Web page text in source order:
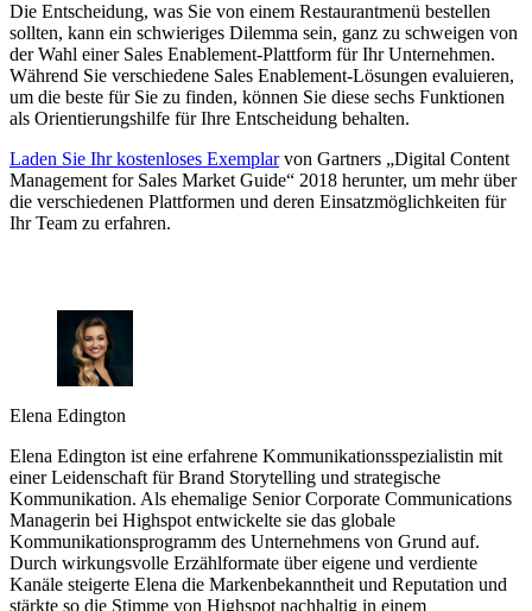
Die Entscheidung, was Sie von einem Restaurantmenü bestellen
sollten, kann ein schwieriges Dilemma sein, ganz zu schweigen von
der Wahl einer Sales Enablement-Plattform für Ihr Unternehmen.
Während Sie verschiedene Sales Enablement-Lösungen evaluieren,
um die beste für Sie zu finden, können Sie diese sechs Funktionen
als Orientierungshilfe für Ihre Entscheidung behalten.
Laden Sie Ihr kostenloses Exemplarvon Gartners „Digital Content
Management for Sales Market Guide“ 2018 herunter, um mehr über
die verschiedenen Plattformen und deren Einsatzmöglichkeiten für
Ihr Team zu erfahren.
Elena Edington
Elena Edington ist eine erfahrene Kommunikationsspezialistin mit
einer Leidenschaft für Brand Storytelling und strategische
Kommunikation. Als ehemalige Senior Corporate Communications
Managerin bei Highspot entwickelte sie das globale
Kommunikationsprogramm des Unternehmens von Grund auf.
Durch wirkungsvolle Erzählformate über eigene und verdiente
Kanäle steigerte Elena die Markenbekanntheit und Reputation und
stärkte so die Stimme von Highspot nachhaltig in einem